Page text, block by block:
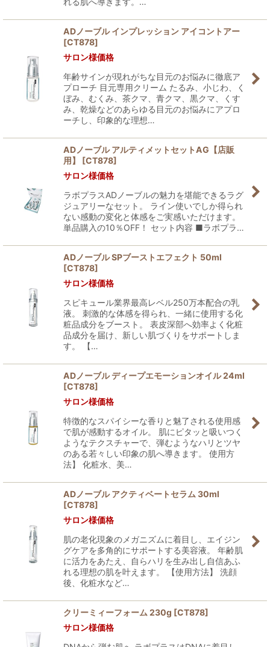
ADノーブル インプレッション アイコントアー
[CT878]
サロン様価格
年齢サインが現れがちな目元のお悩みに徹底ア
プローチ 目元専用クリーム たるみ、小じわ、く
ぼみ、むくみ、茶クマ、青クマ、黒クマ、くす
み、乾燥などのあらゆる目元のお悩みにアプロ
ーチし、印象的な理想…
ADノーブル アルティメットセットAG【店販
用】
[CT878]
サロン様価格
ラボプラスADノーブルの魅力を堪能できるラグ
ジュアリーなセット。 ライン使いでしか得られ
ない感動の変化と体感をご実感いただけます。
単品購入の10％OFF！ セット内容 ■ラボプラ…
ADノーブル SPブーストエフェクト 50ml
[CT878]
サロン様価格
スピキュール業界最高レベル250万本配合の乳
液。 刺激的な体感を得られ、一緒に使用する化
粧品成分をブースト。 表皮深部へ効率よく化粧
品成分を届け、新しい肌づくりをサポートしま
す。 【…
ADノーブル ディープエモーションオイル 24ml
[CT878]
サロン様価格
特徴的なスパイシーな香りと魅了される使用感
で肌が感動するオイル。 肌にピタッと吸いつく
ようなテクスチャーで、弾むようなハリとツヤ
のある若々しい印象の肌へ導きます。 使用方
法】 化粧水、美…
ADノーブル アクティベートセラム 30ml
[CT878]
サロン様価格
肌の老化現象のメガニズムに着目し、エイジン
グケアを多角的にサポートする美容液。 年齢肌
に活力をあたえ、自らハリを生み出し自信あふ
れる理想の肌を叶えます。 【使用方法】 洗顔
後、化粧水など…
クリーミィーフォーム 230g [CT878]
サロン様価格